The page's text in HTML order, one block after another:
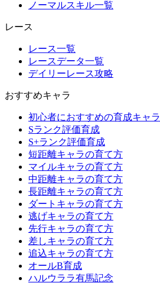
ノーマルスキル一覧
レース
レース一覧
レースデータ一覧
デイリーレース攻略
おすすめキャラ
初心者におすすめの育成キャラ
Sランク評価育成
S+ランク評価育成
短距離キャラの育て方
マイルキャラの育て方
中距離キャラの育て方
長距離キャラの育て方
ダートキャラの育て方
逃げキャラの育て方
先行キャラの育て方
差しキャラの育て方
追込キャラの育て方
オールB育成
ハルウララ有馬記念